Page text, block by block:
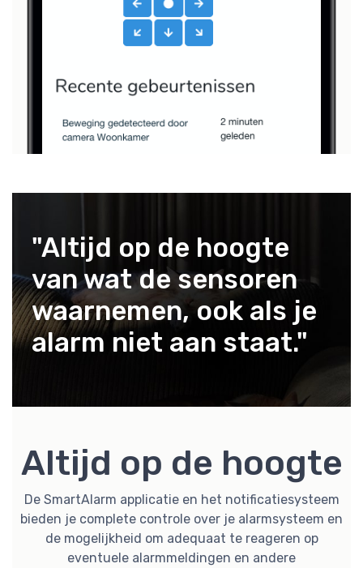
"Altijd op de hoogte
van wat de sensoren
waarnemen, ook als je
alarm niet aan staat."
Altijd op de hoogte
De SmartAlarm applicatie en het notificatiesysteem
bieden je complete controle over je alarmsysteem en
de mogelijkheid om adequaat te reageren op
eventuele alarmmeldingen en andere